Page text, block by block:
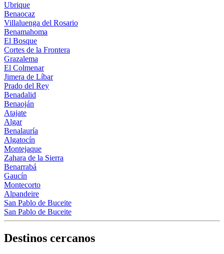
Ubrique
Benaocaz
Villaluenga del Rosario
Benamahoma
El Bosque
Cortes de la Frontera
Grazalema
El Colmenar
Jimera de Líbar
Prado del Rey
Benadalid
Benaoján
Atajate
Algar
Benalauría
Algatocín
Montejaque
Zahara de la Sierra
Benarrabá
Gaucín
Montecorto
Alpandeire
San Pablo de Buceite
San Pablo de Buceite
Destinos cercanos